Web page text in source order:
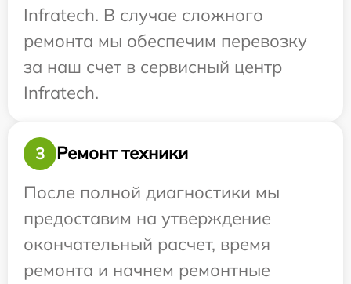
Infratech. В случае сложного
ремонта мы обеспечим перевозку
за наш счет в сервисный центр
Infratech.
3
Ремонт техники
После полной диагностики мы
предоставим на утверждение
окончательный расчет, время
ремонта и начнем ремонтные